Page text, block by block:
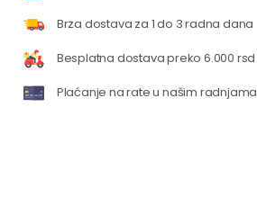
Brza dostava za 1 do 3 radna dana
Besplatna dostava preko 6.000 rsd
Plaćanje na rate u našim radnjama